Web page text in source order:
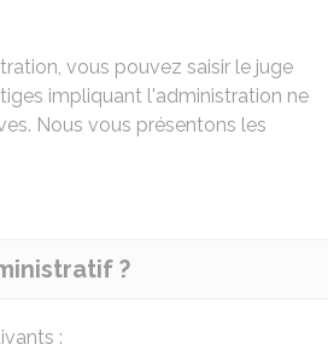
vous pouvez saisir le juge
impliquant l'administration ne
Nous vous présentons les
?
: